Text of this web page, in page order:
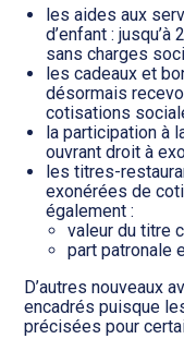
les aides aux
d’enfant :
sans charges
les cadeaux et
désormais
cotisations
la participation à
ouvrant droit à
les titres-
exonérées de
également :
valeur du titre
part patronale
D’autres nouveaux
encadrés puisque
précisées pour